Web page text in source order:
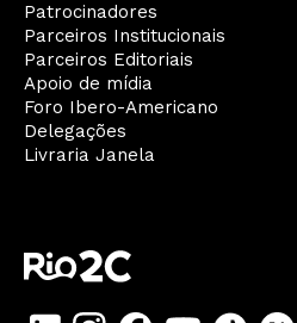
Patrocinadores
Parceiros Institucionais
Parceiros Editoriais
Apoio de mídia
Foro Ibero-Americano
Delegações
Livraria Janela